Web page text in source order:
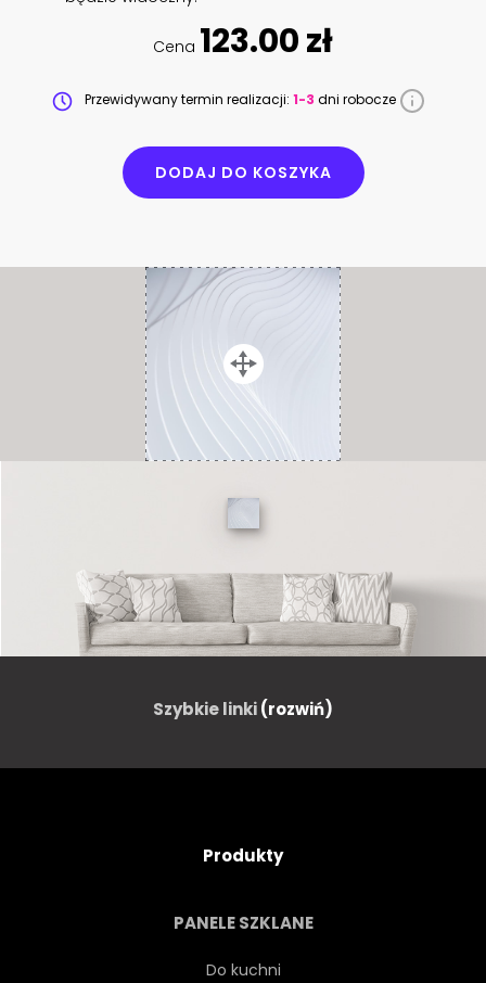
Cena 123.00 zł
Przewidywany termin realizacji: 1-3 dni robocze
DODAJ DO KOSZYKA
Szybkie linki(rozwiń)
Produkty
PANELE SZKLANE
Do kuchni